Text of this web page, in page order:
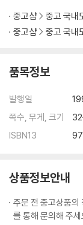
중고샵 중고 국내
중고샵
중고 국내
품목정보
발행일
쪽수, 무게, 크기
ISBN13
상품정보안내
주문 전 중고상품
를 통해 문의해 주세